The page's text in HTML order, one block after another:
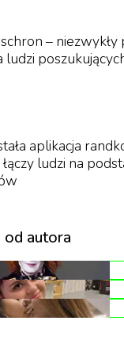
streamingowego
do wizerunku.
krótko
giganta
–
ludzi
aplikacja
ludzi na
autora